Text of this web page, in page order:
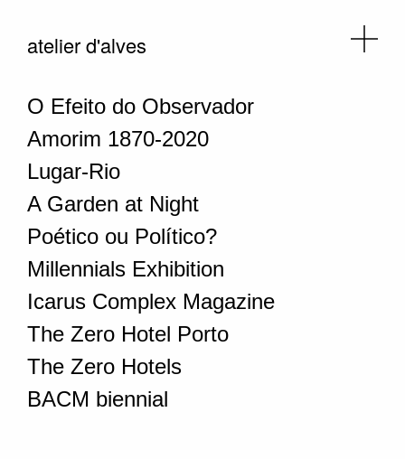
atelier d'alves
O Efeito do Observador
Amorim 1870-2020
Lugar-Rio
A Garden at Night
Poético ou Político?
Millennials Exhibition
Icarus Complex Magazine
The Zero Hotel Porto
The Zero Hotels
BACM biennial